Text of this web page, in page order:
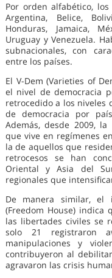
Por orden alfabético,
Argentina, Belice,
Honduras, Jamaica,
Uruguay y Venezuela.
subnacionales, con
entre los países.
El V-Dem (Varieties of
el nivel de democracia
retrocedido a los niveles
de democracia por
Además, desde 2009,
que vive en regímenes
la de aquellos que
retrocesos se han
Oriental y Asia del
regionales que
De manera similar, el
(Freedom House) indica
las libertades civiles se
solo 21 registraron
manipulaciones y
contribuyeron al
agravaron las crisis